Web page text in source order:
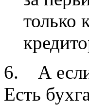
только
6. А если
Есть